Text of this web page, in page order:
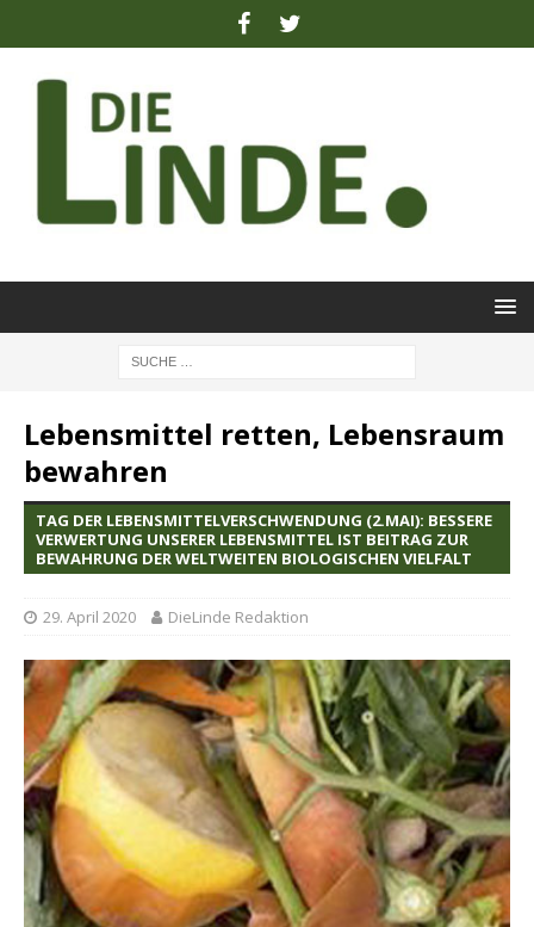
Lebensmittel retten, Lebensraum
bewahren
TAG DER LEBENSMITTELVERSCHWENDUNG (2.MAI): BESSERE
VERWERTUNG UNSERER LEBENSMITTEL IST BEITRAG ZUR
BEWAHRUNG DER WELTWEITEN BIOLOGISCHEN VIELFALT
29. April 2020 DieLinde Redaktion